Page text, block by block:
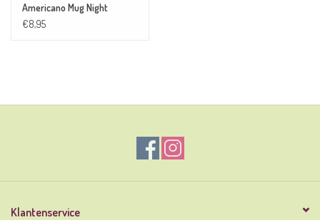
Americano Mug Night
€8,95
Klantenservice